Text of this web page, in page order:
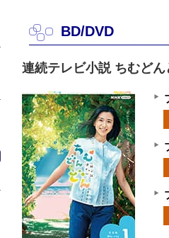
BD/DVD
連続テレビ小説 ちむど